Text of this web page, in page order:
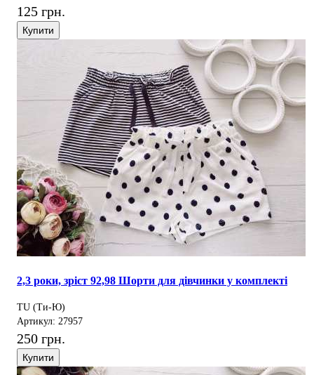
125 грн.
Купити
2,3 роки, зріст 92,98 Шорти для дівчинки у комплекті
TU (Ти-Ю)
Артикул: 27957
250 грн.
Купити